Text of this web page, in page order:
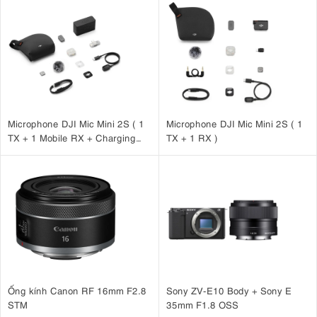
màu sắc và mang lại workflow video chuyên nghiệp hơn. Đặc biệt, hệ
thống quạt tản nhiệt chủ động tích hợp giúp R6 V duy trì hiệu suất
quay ổn định trong thời gian dài, hạn chế tình trạng quá nhiệt khi
quay video độ phân giải cao hoặc bitrate lớn.
không giới hạn
Microphone DJI Mic Mini 2S ( 1
TX + 1 Mobile RX + Charging
Microphone DJI Mic Mini 2S ( 1
TX + 1 RX )
Ống kính Canon RF 16mm F2.8
STM
Sony ZV-E10 Body + Sony E
35mm F1.8 OSS